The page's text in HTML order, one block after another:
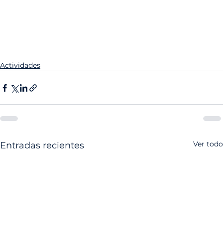
Actividades
Entradas recientes Ver todo